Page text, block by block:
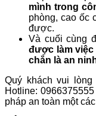
mình trong
phòng, cao ốc
được.
Và cuối cùng
được làm
chắn là an
Quý khách vui
Hotline: 0966375555
pháp an toàn một